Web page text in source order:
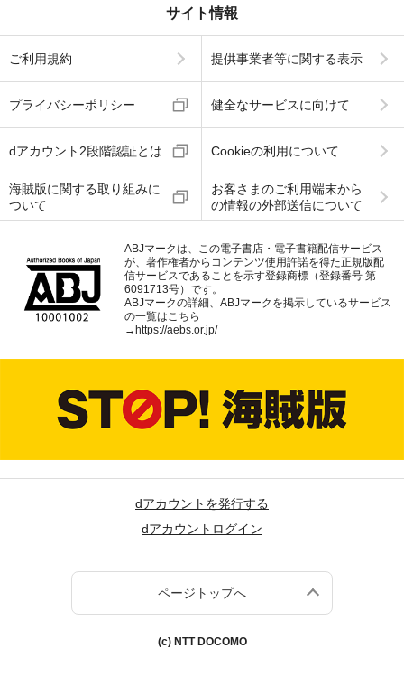
サイト情報
ご利用規約 提供事業者等に関する表示
プライバシーポリシー 健全なサービスに向けて
dアカウント2段階認証とは Cookieの利用について
海賊版に関する取り組みに
ついて
お客さまのご利用端末から
の情報の外部送信について
ABJマークは、この電子書店・電子書籍配信サービス
が、著作権者からコンテンツ使用許諾を得た正規版配
信サービスであることを示す登録商標（登録番号 第
6091713号）です。
ABJマークの詳細、ABJマークを掲示しているサービス
の一覧はこちら
→https://aebs.or.jp/
dアカウントを発行する
dアカウントログイン
ページトップへ
(c) NTT DOCOMO